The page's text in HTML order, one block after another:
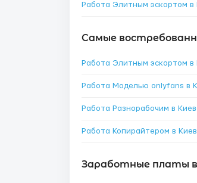
Работа Элитным эскортом в
Самые
Работа Элитным эскортом в
Работа Моделью onlyfans в
Работа Разнорабочим в
Работа Копирайтером в
Заработные платы